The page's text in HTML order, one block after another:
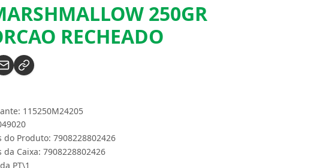
250GR
RECHEADO
115250M24205
do Produto: 7908228802426
Caixa: 7908228802426
PT\1